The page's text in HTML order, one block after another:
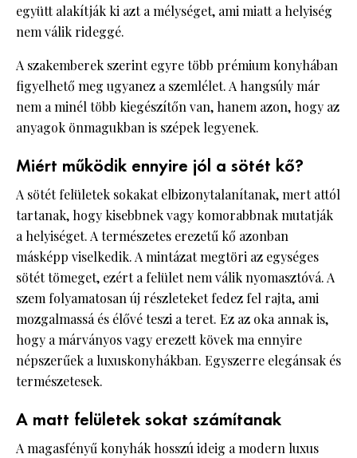
együtt alakítják ki azt a mélységet, ami miatt a helyiség
nem válik rideggé.
A szakemberek szerint egyre több prémium konyhában
figyelhető meg ugyanez a szemlélet. A hangsúly már
nem a minél több kiegészítőn van, hanem azon, hogy az
anyagok önmagukban is szépek legyenek.
Miért működik ennyire jól a sötét kő?
A sötét felületek sokakat elbizonytalanítanak, mert attól
tartanak, hogy kisebbnek vagy komorabbnak mutatják
a helyiséget. A természetes erezetű kő azonban
másképp viselkedik. A mintázat megtöri az egységes
sötét tömeget, ezért a felület nem válik nyomasztóvá. A
szem folyamatosan új részleteket fedez fel rajta, ami
mozgalmassá és élővé teszi a teret. Ez az oka annak is,
hogy a márványos vagy erezett kövek ma ennyire
népszerűek a luxuskonyhákban. Egyszerre elegánsak és
természetesek.
A matt felületek sokat számítanak
A magasfényű konyhák hosszú ideig a modern luxus